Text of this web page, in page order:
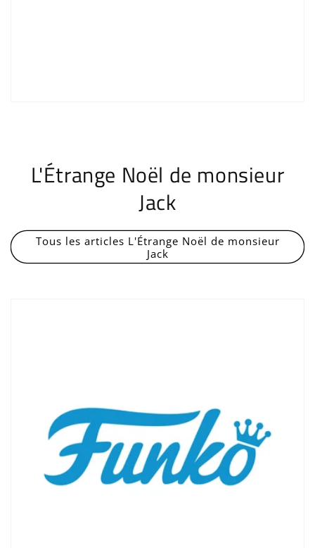
L'Étrange Noël de monsieur
Jack
Tous les articles L'Étrange Noël de monsieur
Jack
Connectez-vous à votre compte pour ajouter
des produits à votre liste de souhaits et
afficher vos articles précédemment enregistrés.
Se connecter